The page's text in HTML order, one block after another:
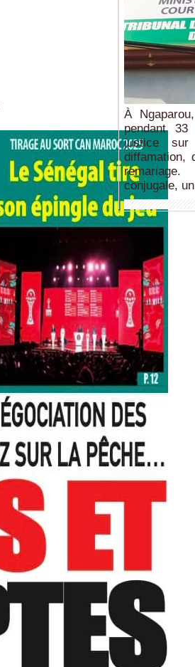
À
pendant 33
justice sur
diffamation,
remariage.
conjugale,